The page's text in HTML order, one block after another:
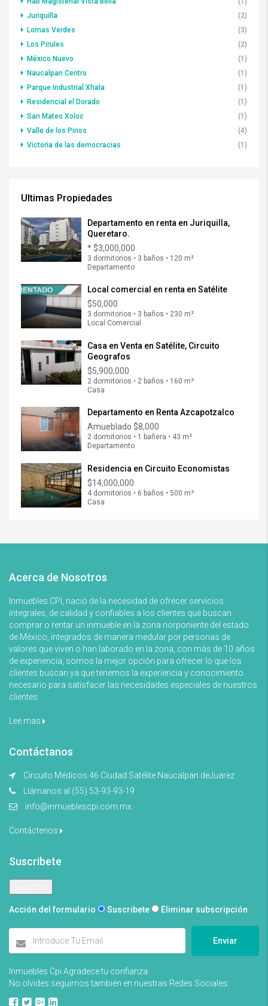
Juriquilla
(2)
Lomas Verdes
(3)
Los Pirules
(2)
México Nuevo
(1)
Naucalpan Centro
(1)
Parque Industrial Xhala
(1)
Residencial el Dorado
(1)
San Mateo Xoloc
(1)
Valle de los Pinos
(4)
Victoria de las democracias
(1)
Ultimas Propiedades
Departamento en renta en Juriquilla,
Queretaro.
*$3,000,000
3 dormitorios • 3 baños • 120 m²
Departamento
Local comercial en renta en Satélite
$50,000
3 dormitorios • 3 baños • 230 m²
Local Comercial
Casa en Venta en Satélite, Circuito
Geografos
$5,900,000
2 dormitorios • 2 baños • 160 m²
Casa
Departamento en Renta Azcapotzalco
Amueblado $8,000
2 dormitorios • 1 bañera • 43 m²
Departamento
Residencia en Circuito Economistas
$14,000,000
4 dormitorios • 6 baños • 500 m²
Casa
Acerca de Nosotros
Inmuebles CPI, nació de la necesidad de ofrecer servicios
integrales, de calidad y confiables a los clientes que buscan
comprar o rentar un inmueble en la zona norponiente del estado
de México, integrados de manera medular por personas de
valores que viven o han laborado en la zona, con más de 10 años
de experiencia, somos la mejor opción para ofrecer lo que los
clientes buscan ya que tenemos la experiencia y conocimiento
necesario para satisfacer las necesidades especiales de nuestros
clientes.
Lee mas
Contáctanos
Circuito Médicos 46 Ciudad Satélite Naucalpan deJuarez
Llámanos al (55) 53-93-93-19
info@inmueblescpi.com.mx
Contáctenos
Suscribete
Acción del formulario Suscribete Eliminar subscripción
Enviar
Inmuebles Cpi Agradece tu confianza.
No olvides seguirnos también en nuestras Redes Sociales: